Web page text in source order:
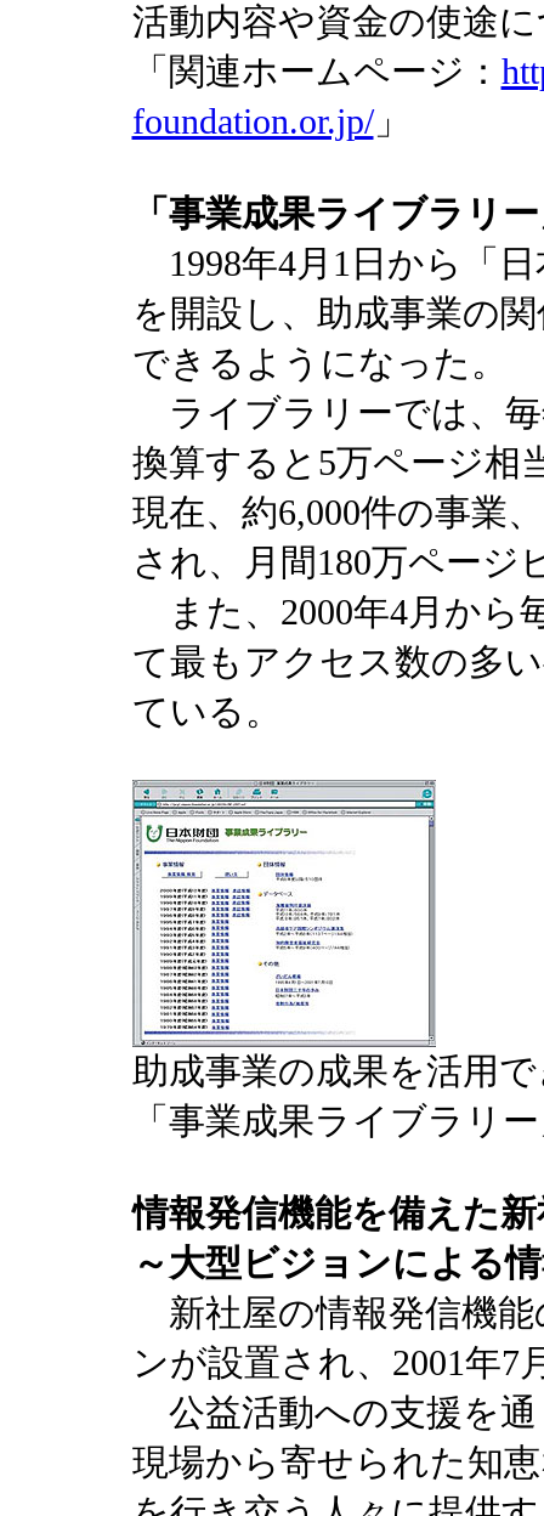
活動内容や資金の使途
「関連ホームページ：
foundation.or.jp/」
「事業成果ライブラリ
1998年4月1日から「
を開設し、助成事業の
できるようになった。
ライブラリーでは、毎
換算すると5万ページ相
現在、約6,000件の事業
され、月間180万ペー
また、2000年4月から
て最もアクセス数の多
ている。
助成事業の成果を活用
「事業成果ライブラリ
情報発信機能を備えた
～大型ビジョンによる
新社屋の情報発信機
ンが設置され、2001年
公益活動への支援を
現場から寄せられた知